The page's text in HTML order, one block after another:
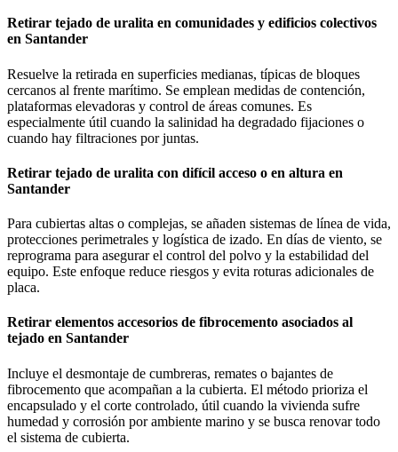
Retirar tejado de uralita en comunidades y edificios colectivos
en Santander
Resuelve la retirada en superficies medianas, típicas de bloques
cercanos al frente marítimo. Se emplean medidas de contención,
plataformas elevadoras y control de áreas comunes. Es
especialmente útil cuando la salinidad ha degradado fijaciones o
cuando hay filtraciones por juntas.
Retirar tejado de uralita con difícil acceso o en altura en
Santander
Para cubiertas altas o complejas, se añaden sistemas de línea de vida,
protecciones perimetrales y logística de izado. En días de viento, se
reprograma para asegurar el control del polvo y la estabilidad del
equipo. Este enfoque reduce riesgos y evita roturas adicionales de
placa.
Retirar elementos accesorios de fibrocemento asociados al
tejado en Santander
Incluye el desmontaje de cumbreras, remates o bajantes de
fibrocemento que acompañan a la cubierta. El método prioriza el
encapsulado y el corte controlado, útil cuando la vivienda sufre
humedad y corrosión por ambiente marino y se busca renovar todo
el sistema de cubierta.